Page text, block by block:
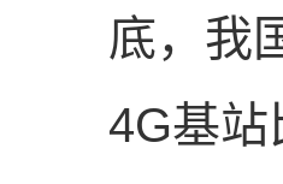
底，我
4G基